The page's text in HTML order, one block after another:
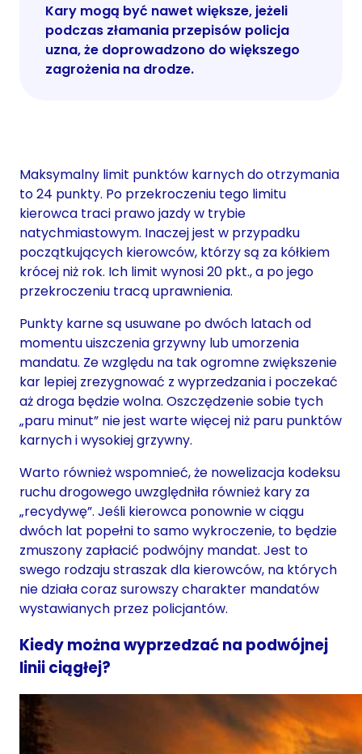
Kary mogą być nawet większe, jeżeli
podczas złamania przepisów policja
uzna, że doprowadzono do większego
zagrożenia na drodze.
Maksymalny limit punktów karnych do otrzymania
to 24 punkty. Po przekroczeniu tego limitu
kierowca traci prawo jazdy w trybie
natychmiastowym. Inaczej jest w przypadku
początkujących kierowców, którzy są za kółkiem
krócej niż rok. Ich limit wynosi 20 pkt., a po jego
przekroczeniu tracą uprawnienia.
Punkty karne są usuwane po dwóch latach od
momentu uiszczenia grzywny lub umorzenia
mandatu. Ze względu na tak ogromne zwiększenie
kar lepiej zrezygnować z wyprzedzania i poczekać
aż droga będzie wolna. Oszczędzenie sobie tych
„paru minut” nie jest warte więcej niż paru punktów
karnych i wysokiej grzywny.
Warto również wspomnieć, że nowelizacja kodeksu
ruchu drogowego uwzględniła również kary za
„recydywę”. Jeśli kierowca ponownie w ciągu
dwóch lat popełni to samo wykroczenie, to będzie
zmuszony zapłacić podwójny mandat. Jest to
swego rodzaju straszak dla kierowców, na których
nie działa coraz surowszy charakter mandatów
wystawianych przez policjantów.
Kiedy można wyprzedzać na podwójnej
linii ciągłej?